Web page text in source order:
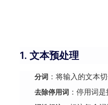
1. 文本预处理
分词 ：将输入的文本
去除停用词 ：停用词